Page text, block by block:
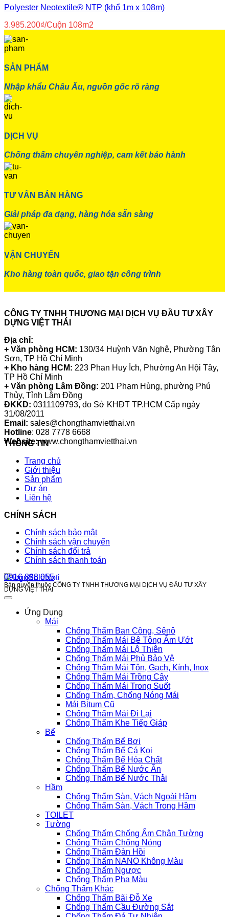
Polyester Neotextile® NTP (khổ 1m x 108m)
3.985.200₫/Cuộn 108m2
SẢN PHẨM
Nhập khẩu Châu Âu, nguồn gốc rõ ràng
DỊCH VỤ
Chống thấm chuyên nghiệp, cam kết bảo hành
TƯ VẤN BÁN HÀNG
Giải pháp đa dạng, hàng hóa sẵn sàng
VẬN CHUYỂN
Kho hàng toàn quốc, giao tận công trình
CÔNG TY TNHH THƯƠNG MẠI DỊCH VỤ ĐẦU TƯ XÂY
DỰNG VIỆT THÁI
Địa chỉ:
+ Văn phòng HCM: 130/34 Huỳnh Văn Nghệ, Phường Tân
Sơn, TP Hồ Chí Minh
+ Kho hàng HCM: 223 Phan Huy Ích, Phường An Hội Tây,
TP Hồ Chí Minh
+ Văn phòng Lâm Đồng: 201 Phạm Hùng, phường Phú
Thủy, Tỉnh Lâm Đồng
ĐKKD: 0311109793, do Sở KHĐT TP.HCM Cấp ngày
31/08/2011
Email: sales@chongthamvietthai.vn
Hotline: 028 7778 6668
Website:www.chongthamvietthai.vn
THÔNG TIN
Trang chủ
Giới thiệu
Sản phẩm
Dự án
Liên hệ
CHÍNH SÁCH
Chính sách bảo mật
Chính sách vận chuyển
Chính sách đổi trả
Chính sách thanh toán
0916 888 055
Bản quyền thuộc CÔNG TY TNHH THƯƠNG MẠI DỊCH VỤ ĐẦU TƯ XÂY
DỰNG VIỆT THÁI
Ứng Dụng
Mái
Chống Thấm Ban Công, Sênô
Chống Thấm Mái Bê Tông Ẩm Ướt
Chống Thấm Mái Lộ Thiên
Chống Thấm Mái Phủ Bảo Vệ
Chống Thấm Mái Tôn, Gạch, Kính, Inox
Chống Thấm Mái Trồng Cây
Chống Thấm Mái Trong Suốt
Chống Thấm, Chống Nóng Mái
Mái Bitum Cũ
Chống Thấm Mái Đi Lại
Chống Thấm Khe Tiếp Giáp
Bể
Chống Thấm Bể Bơi
Chống Thấm Bể Cá Koi
Chống Thấm Bể Hóa Chất
Chống Thấm Bể Nước Ăn
Chống Thấm Bể Nước Thải
Hầm
Chống Thấm Sàn, Vách Ngoài Hầm
Chống Thấm Sàn, Vách Trong Hầm
TOILET
Tường
Chống Thấm Chống Ẩm Chân Tường
Chống Thấm Chống Nóng
Chống Thấm Đàn Hồi
Chống Thấm NANO Không Màu
Chống Thấm Ngược
Chống Thấm Pha Màu
Chống Thấm Khác
Chống Thấm Bãi Đỗ Xe
Chống Thấm Cầu Đường Sắt